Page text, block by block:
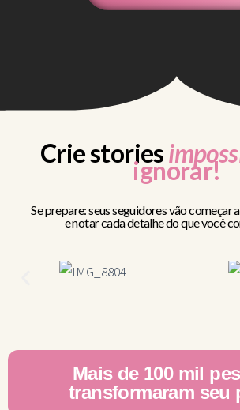
Crie stories
ignorar!
Se prepare: seus seguidores vão começar
e notar cada detalhe do que você
Mais de 100 mil
transformaram seu